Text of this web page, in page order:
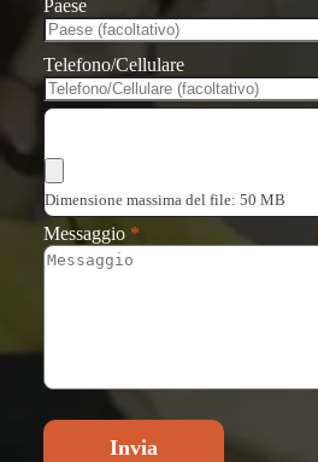
Paese
Telefono/Cellulare
Dimensione massima del file: 50 MB
Messaggio *
Invia